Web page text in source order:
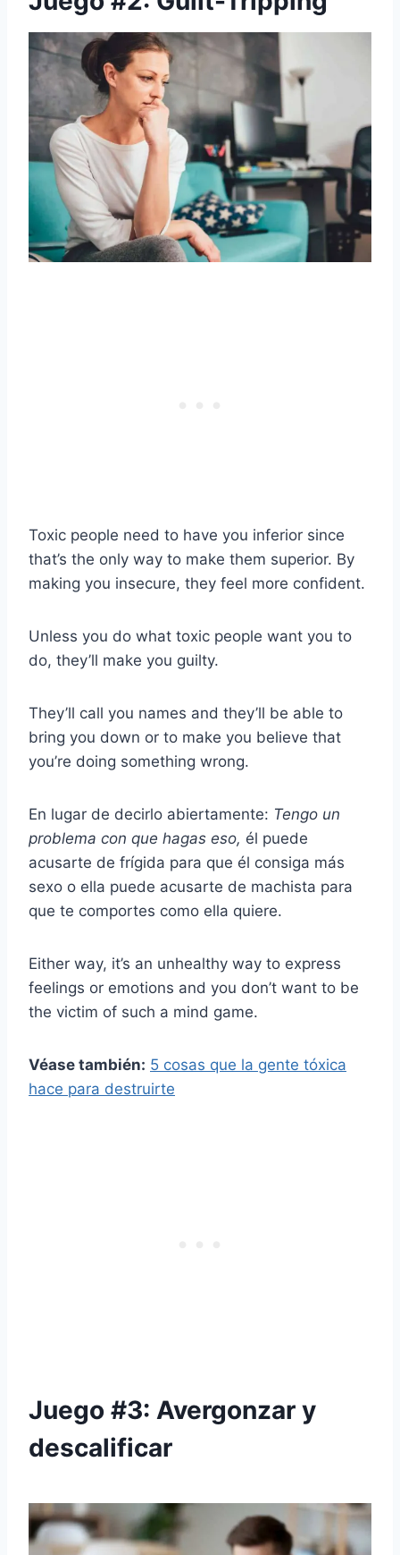
Toxic people need to have you inferior since
that’s the only way to make them superior. By
making you insecure, they feel more confident.
Unless you do what toxic people want you to
do, they’ll make you guilty.
They’ll call you names and they’ll be able to
bring you down or to make you believe that
you’re doing something wrong.
En lugar de decirlo abiertamente: Tengo un
problema con que hagas eso, él puede
acusarte de frígida para que él consiga más
sexo o ella puede acusarte de machista para
que te comportes como ella quiere.
Either way, it’s an unhealthy way to express
feelings or emotions and you don’t want to be
the victim of such a mind game.
Véase también: 5 cosas que la gente tóxica
hace para destruirte
Juego #3: Avergonzar y
descalificar